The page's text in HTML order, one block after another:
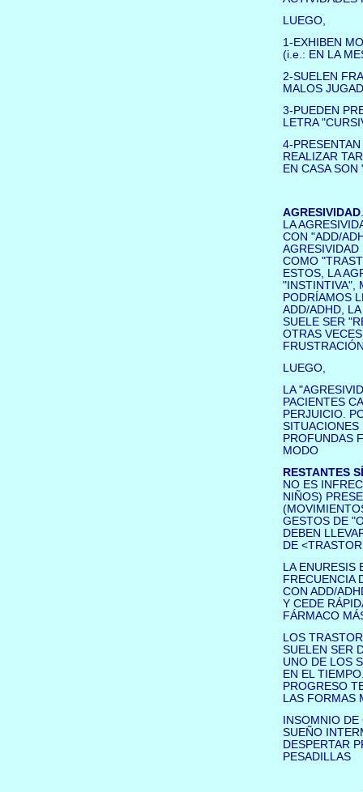
LUEGO,
1-EXHIBEN
(i.e.: EN LA
2-SUELEN
MALOS
3-PUEDEN
LETRA
4-
REALIZAR
EN CASA
AGRESIVIDAD.
LA
CON "ADD/
AGRESIVIDAD
COMO
ESTOS, LA
"INSTINTIVA",
PODRÍAMOS
ADD/ADHD,
SUELE SER
OTRAS
LUEGO,
LA
PACIENTES
PERJUICIO.
SITUACIONES
PROFUNDAS
MODO
RESTANTES
NO ES
NIÑOS)
GESTOS DE
DEBEN
DE
LA ENURESIS
FRECUENCIA
CON ADD/
Y CEDE
FÁRMACO
LOS
SUELEN SER
UNO DE LOS
EN EL
PROGRESO
LAS FORMAS
INSOMNIO
SUEÑO
DESPERTAR
PESADILLAS